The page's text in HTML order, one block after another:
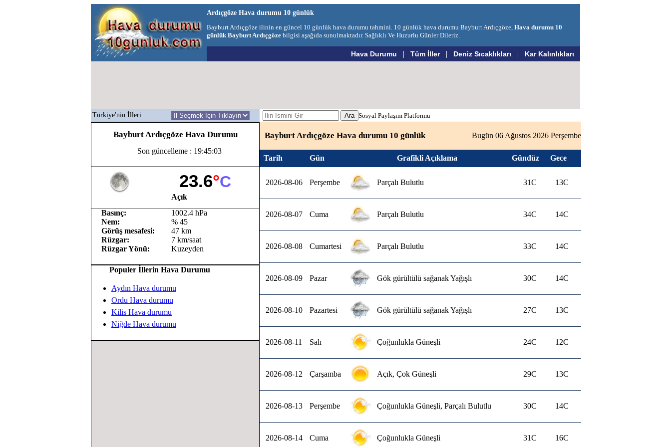
Ardıçgöze Hava durumu 10 günlük
Bayburt Ardıçgöze ilinin en güncel 10 günlük hava durumu tahmini. 10 günlük hava durumu Bayburt Ardıçgöze, Hava durumu 10
günlük Bayburt Ardıçgöze bilgisi aşağıda sunulmaktadır. Sağlıklı Ve Huzurlu Günler Dileriz.
Hava Durumu | Tüm İller| Deniz Sıcaklıkları | Kar Kalınlıkları
Türkiye'nin İlleri : Sosyal Paylaşım Platformu
Bayburt Ardıçgöze Hava Durumu
Son güncelleme : 19:45:03
23.6°C
Açık
Basınç:
1002.4 hPa
Nem:
% 45
Görüş mesafesi:
47 km
Rüzgar:
7 km/saat
Rüzgar Yönü:
Kuzeyden
Bayburt Ardıçgöze Hava durumu 10 günlük Bugün 06 Ağustos 2026 Perşembe
Tarih Gün Grafikli Açıklama Gündüz Gece
2026-08-06 Perşembe Parçalı Bulutlu 31C 13C
2026-08-07 Cuma Parçalı Bulutlu 34C 14C
2026-08-08 Cumartesi Parçalı Bulutlu 33C 14C
2026-08-09 Pazar Gök gürültülü sağanak Yağışlı 30C 14C
2026-08-10 Pazartesi Gök gürültülü sağanak Yağışlı 27C 13C
2026-08-11 Salı Çoğunlukla Güneşli 24C 12C
2026-08-12 Çarşamba Açık, Çok Güneşli 29C 13C
2026-08-13 Perşembe Çoğunlukla Güneşli, Parçalı Bulutlu 30C 14C
2026-08-14 Cuma Çoğunlukla Güneşli 31C 16C
Populer İllerin Hava Durumu
Aydın Hava durumu
Ordu Hava durumu
Kilis Hava durumu
Niğde Hava durumu